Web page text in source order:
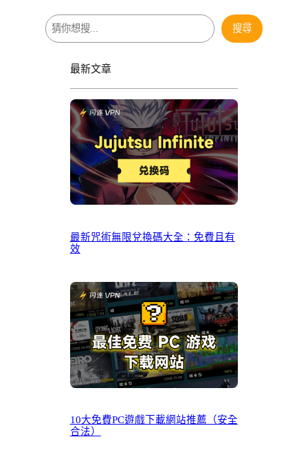
搜
尋
搜尋
最新文章
最新咒術無限兌換碼大全：免費且有
效
10大免費PC遊戲下載網站推薦（安全
合法）